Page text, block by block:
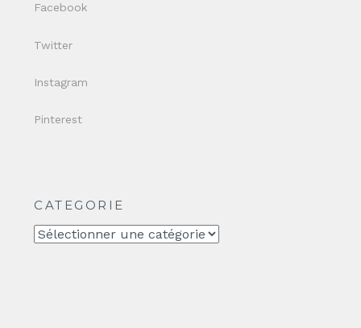
Facebook
Twitter
Instagram
Pinterest
CATEGORIE
CATEGORIE